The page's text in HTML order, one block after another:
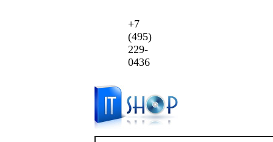
+7
(495)
229-
0436